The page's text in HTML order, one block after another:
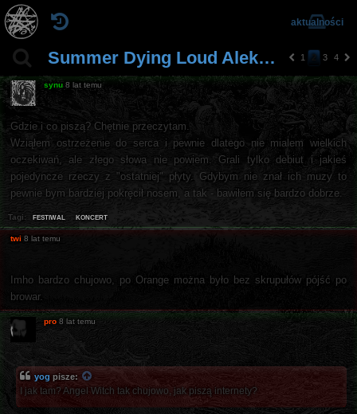
Summer Dying Loud Aleksandrów Łódzki
o
pr
z
e
d
ni
a
1 2 3
4
a
st
p
aktualności
synu 8 lat temu
Gdzie i co piszą? Chętnie przeczytam.
Wziąłem ostrzeżenie do serca i pewnie dlatego nie mialem wielkich
oczekiwań, ale złego słowa nie powiem. Grali tylko debiut i jakieś
pojedyncze rzeczy z "ostatniej" płyty. Gdybym nie znał ich muzy to
pewnie bym bardziej pokręcił nosem, a tak - bawiłem się bardzo dobrze.
Tagi: festiwal koncert
twi 8 lat temu
Imho bardzo chujowo, po Orange można było bez skrupułów pójść po
browar.
pro 8 lat temu
yogpisze:
I jak tam? Angel Witch tak chujowo, jak piszą internety?